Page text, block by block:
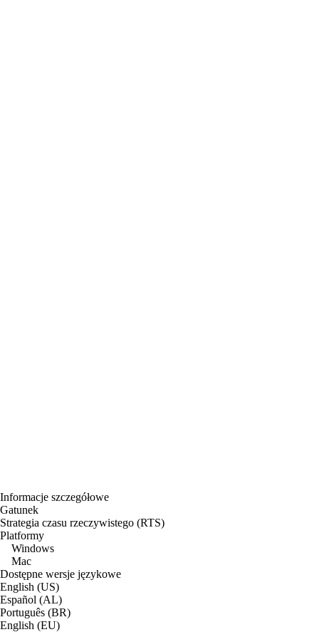
Informacje szczegółowe
Gatunek
Strategia czasu rzeczywistego (RTS)
Platformy
Windows
Mac
Dostępne wersje językowe
English (US)
Español (AL)
Português (BR)
English (EU)